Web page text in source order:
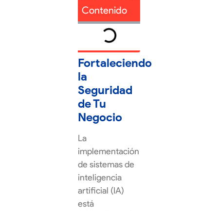
Contenido
Fortaleciendo
la
Seguridad
de Tu
Negocio
La
implementación
de sistemas de
inteligencia
artificial (IA)
está